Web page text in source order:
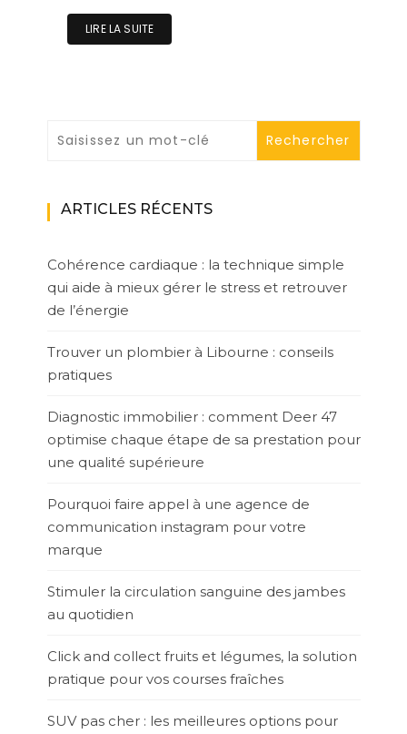
LIRE LA SUITE
ARTICLES RÉCENTS
Cohérence cardiaque : la technique simple
qui aide à mieux gérer le stress et retrouver
de l’énergie
Trouver un plombier à Libourne : conseils
pratiques
Diagnostic immobilier : comment Deer 47
optimise chaque étape de sa prestation pour
une qualité supérieure
Pourquoi faire appel à une agence de
communication instagram pour votre
marque
Stimuler la circulation sanguine des jambes
au quotidien
Click and collect fruits et légumes, la solution
pratique pour vos courses fraîches
SUV pas cher : les meilleures options pour